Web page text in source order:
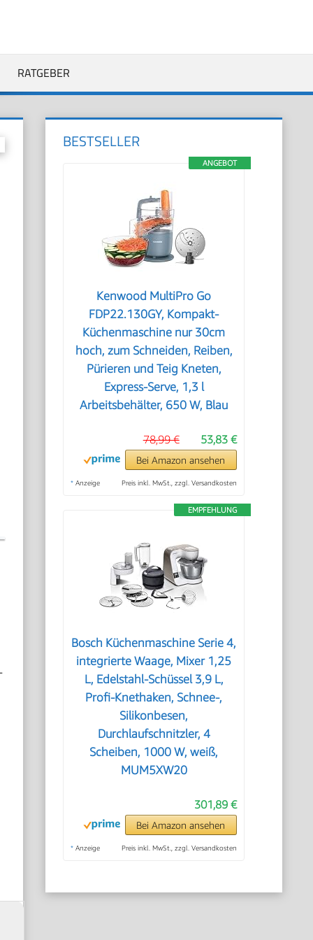
RATGEBER
BESTSELLER
ANGEBOT
Kenwood MultiPro Go
FDP22.130GY, Kompakt-
Küchenmaschine nur 30cm
hoch, zum Schneiden, Reiben,
Pürieren und Teig Kneten,
Express-Serve, 1,3 l
Arbeitsbehälter, 650 W, Blau
53,83 €
78,99 €
Bei Amazon ansehen
* Anzeige Preis inkl. MwSt., zzgl. Versandkosten
EMPFEHLUNG
Bosch Küchenmaschine Serie 4,
integrierte Waage, Mixer 1,25
L, Edelstahl-Schüssel 3,9 L,
Profi-Knethaken, Schnee-,
Silikonbesen,
Durchlaufschnitzler, 4
Scheiben, 1000 W, weiß,
MUM5XW20
301,89 €
Bei Amazon ansehen
* Anzeige Preis inkl. MwSt., zzgl. Versandkosten